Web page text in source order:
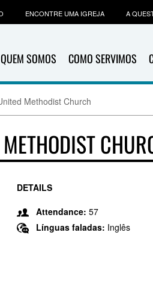
QUEM SOMOS COMO SERVIMOS
ENCONTRE UMA IGREJA A
Methodist Church
DETAILS
Attendance: 57
Línguas faladas: Inglês